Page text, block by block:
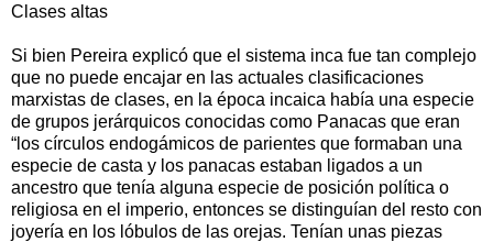
Clases altas
Si bien Pereira explicó que el sistema inca fue tan complejo
que no puede encajar en las actuales clasificaciones
marxistas de clases, en la época incaica había una especie
de grupos jerárquicos conocidas como Panacas que eran
“los círculos endogámicos de parientes que formaban una
especie de casta y los panacas estaban ligados a un
ancestro que tenía alguna especie de posición política o
religiosa en el imperio, entonces se distinguían del resto con
joyería en los lóbulos de las orejas. Tenían unas piezas